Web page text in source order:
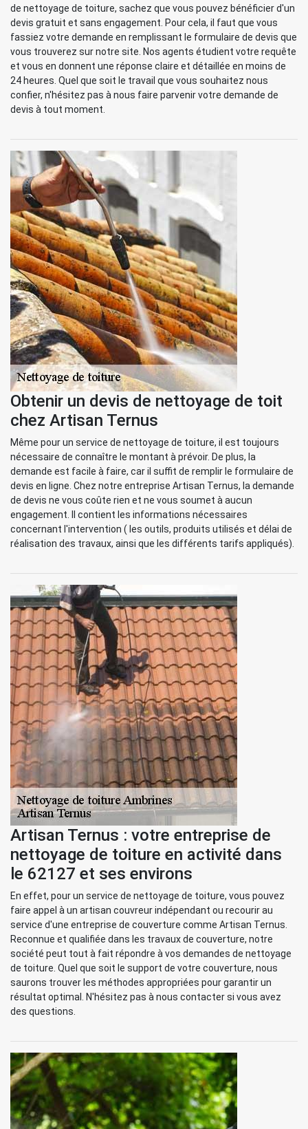
de nettoyage de toiture, sachez que vous pouvez bénéficier d'un
devis gratuit et sans engagement. Pour cela, il faut que vous
fassiez votre demande en remplissant le formulaire de devis que
vous trouverez sur notre site. Nos agents étudient votre requête
et vous en donnent une réponse claire et détaillée en moins de
24 heures. Quel que soit le travail que vous souhaitez nous
confier, n'hésitez pas à nous faire parvenir votre demande de
devis à tout moment.
Obtenir un devis de nettoyage de toit
chez Artisan Ternus
Même pour un service de nettoyage de toiture, il est toujours
nécessaire de connaître le montant à prévoir. De plus, la
demande est facile à faire, car il suffit de remplir le formulaire de
devis en ligne. Chez notre entreprise Artisan Ternus, la demande
de devis ne vous coûte rien et ne vous soumet à aucun
engagement. Il contient les informations nécessaires
concernant l'intervention ( les outils, produits utilisés et délai de
réalisation des travaux, ainsi que les différents tarifs appliqués).
Artisan Ternus : votre entreprise de
nettoyage de toiture en activité dans
le 62127 et ses environs
En effet, pour un service de nettoyage de toiture, vous pouvez
faire appel à un artisan couvreur indépendant ou recourir au
service d'une entreprise de couverture comme Artisan Ternus.
Reconnue et qualifiée dans les travaux de couverture, notre
société peut tout à fait répondre à vos demandes de nettoyage
de toiture. Quel que soit le support de votre couverture, nous
saurons trouver les méthodes appropriées pour garantir un
résultat optimal. N'hésitez pas à nous contacter si vous avez
des questions.